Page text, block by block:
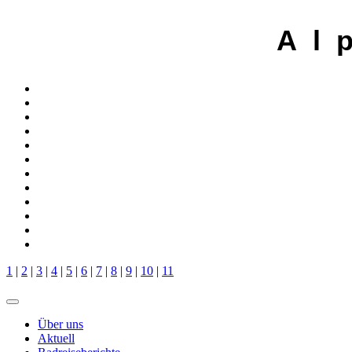
A l
1 | 2 | 3 | 4 | 5 | 6 | 7 | 8 | 9 | 10 | 11
Über uns
Aktuell